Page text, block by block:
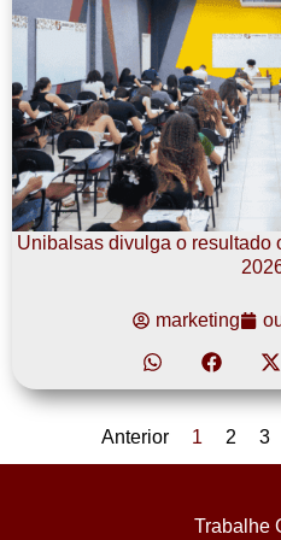
Unibalsas divulga o resultado
marketing
Anterior 1 2 3
Trabalhe